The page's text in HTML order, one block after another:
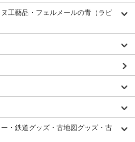
工藝品・フェルメールの青（ラピ
・鉄道グッズ・古地図グッズ・古